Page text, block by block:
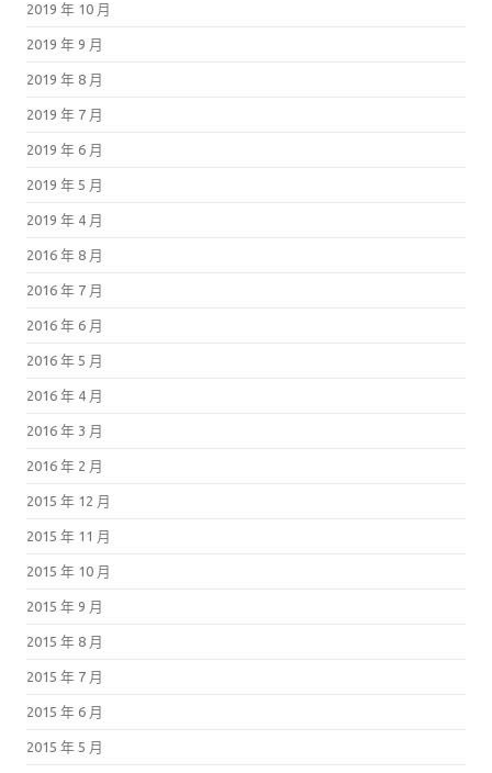
2019 年 10 月
2019 年 9 月
2019 年 8 月
2019 年 7 月
2019 年 6 月
2019 年 5 月
2019 年 4 月
2016 年 8 月
2016 年 7 月
2016 年 6 月
2016 年 5 月
2016 年 4 月
2016 年 3 月
2016 年 2 月
2015 年 12 月
2015 年 11 月
2015 年 10 月
2015 年 9 月
2015 年 8 月
2015 年 7 月
2015 年 6 月
2015 年 5 月